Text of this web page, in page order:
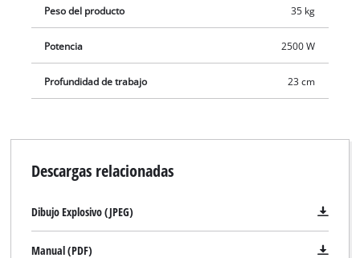
altura.Peso del producto 35 kg
Potencia 2500 W
Profundidad de trabajo 23 cm
Descargas relacionadas
Dibujo Explosivo (JPEG)
Manual (PDF)